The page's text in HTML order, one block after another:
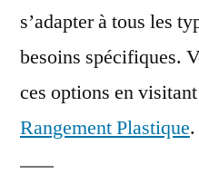
s’adapter à tous les
besoins spécifiques.
ces options en
Rangement Plastique.